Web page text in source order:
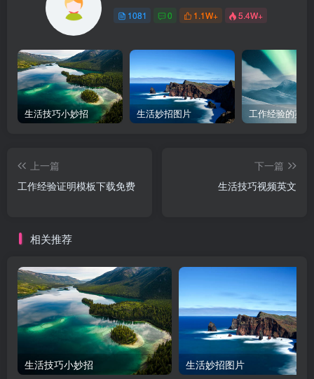
1081 0 1.1W+ 5.4W+
生活技巧小妙招 生活妙招图片 工作经验的英
上一篇
工作经验证明模板下载免费
下一篇
生活技巧视频英文
相关推荐
生活技巧小妙招 生活妙招图片